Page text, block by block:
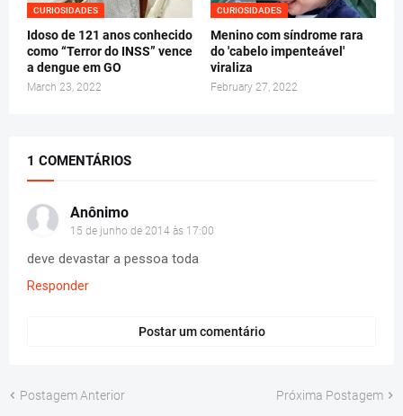
CURIOSIDADES
Idoso de 121 anos conhecido
como “Terror do INSS” vence
a dengue em GO
March 23, 2022
CURIOSIDADES
Menino com síndrome rara
do 'cabelo impenteável'
viraliza
February 27, 2022
1 COMENTÁRIOS
Anônimo
15 de junho de 2014 às 17:00
deve devastar a pessoa toda
Responder
Postar um comentário
Postagem Anterior Próxima Postagem